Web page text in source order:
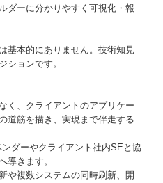
ダーに分かりやすく可視化・報
基本的にありません。技術知見
ションです。
く、クライアントのアプリケー
道筋を描き、実現まで伴走する
ダーやクライアント社内SEと協
導きます。
や複数システムの同時刷新、開